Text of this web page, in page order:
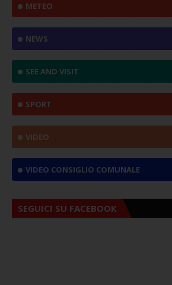
METEO
NEWS
SEE AND VISIT
SPORT
VIDEO
VIDEO CONSIGLIO COMUNALE
SEGUICI SU FACEBOOK